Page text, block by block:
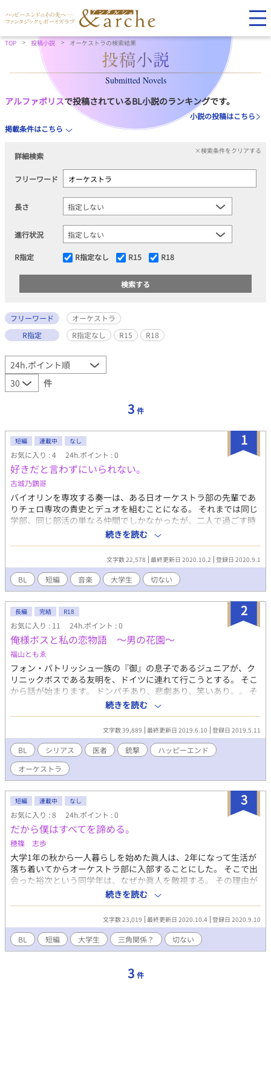
TOP 投稿小説 オーケストラの検索結果
Submitted Novels
アルファポリスで投稿されているBL小説のランキングです。
小説の投稿はこちら
掲載条件はこちら
詳細検索
×検索条件をクリアする
フリーワード
長さ
進行状況
R指定 R指定なし R15 R18
フリーワード
オーケストラ
R指定
R指定なし R15 R18
件
3 件
1
短編 連載中 なし
お気に入り : 4 24h.ポイント : 0
好きだと言わずにいられない。
古城乃鸚哥
バイオリンを専攻する奏一は、ある日オーケストラ部の先輩であ
りチェロ専攻の貴史とデュオを組むことになる。 それまでは同じ
学部、同じ部活の単なる仲間でしかなかったが、二人で過ごす時
間が増えていくにつれ、だんだんとその関係性が変わっていく。
お互いを思いやりながらもすれ違ってしまう、その一因は奏一の
過去にあった。 音楽と、他者とのプラトニックな繋がりを通して
過去と向き合う大学生の物語。 ※タイトル変更しました。
続きを読む
文字数 22,578 最終更新日 2020.10.2 登録日 2020.9.1
BL 短編 音楽 大学生 切ない
2
長編 完結 R18
お気に入り : 11 24h.ポイント : 0
俺様ボスと私の恋物語 ～男の花園～
福山ともゑ
フォン・パトリッシュ一族の『御』の息子であるジュニアが、ク
リニックボスである友明を、ドイツに連れて行こうとする。 そこ
から話が始まります。 ドンパチあり、悲劇あり、笑いあり。。 そ
して、パースを発祥の地として、友明は『オーストラリア・ド
ン』と呼ばれる様になった。 「『ドン』と名称が付いても、
日々の生活は変わらない。」 そう、はっきりと友明は言ってま
す。 それにエドワードは、未だにレディを友明の母親だと信じて
疑ってない。 そんなにも、友明はレディに似ているんですね。 そ
して、友明はレディを……、亡き母を、自分の母親だと信じてま
っすぐにマザコンを貫いてる。 真実を知っても、なお。
続きを読む
文字数 39,889 最終更新日 2019.6.10 登録日 2019.5.11
BL シリアス 医者 銃撃
ハッピーエンド
オーケストラ
3
短編 連載中 なし
お気に入り : 8 24h.ポイント : 0
だから僕はすべてを諦める。
穂篠 志歩
大学1年の秋から一人暮らしを始めた眞人は、2年になって生活が
落ち着いてからオーケストラ部に入部することにした。 そこで出
会った裕次という同学年は、なぜか眞人を敵視する。 その理由が
知りたくてしつこく絡んでいたら、とある秘密を共有することに
なりそれを機に距離が縮まっていく。 その秘密は、お互いに同性
が恋愛対象なこと。 裕次に想い人がいることを相談され応援する
眞人だが、次第に裕次に惹かれていく。 大学の部活の中での、狭
い世界での三角関係の話。 ※書きたいシーンを書いているので、
妄想補完が必要かもしれません。。
続きを読む
文字数 23,019 最終更新日 2020.10.4 登録日 2020.9.10
BL 短編 大学生 三角関係？ 切ない
3 件